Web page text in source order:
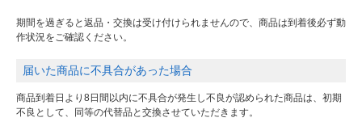
期間を過ぎると返品・交換は受け付けられませんので、商品は到着後必ず動
作状況をご確認ください。
届いた商品に不具合があった場合
商品到着日より8日間以内に不具合が発生し不良が認められた商品は、初期
不良として、同等の代替品と交換させていただきます。